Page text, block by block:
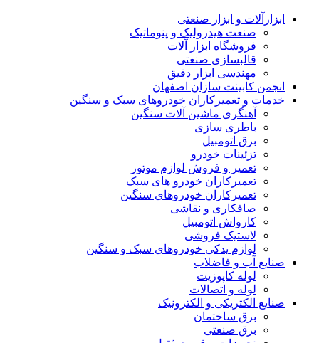
ابزارآلات و ابزار صنعتی
صنعت هیدرولیک و پنوماتیک
فروشگاه ابزار آلات
قالبسازی صنعتی
مهندسی ابزار دقیق
انجمن کابینت سازان اصفهان
خدمات و تعمیرکاران خودروهای سبک و سنگین
آهنگری ماشین آلات سنگین
باطری سازی
برق اتومبیل
تزئینات خودرو
تعمیر و فروش لوازم موتور
تعمیرکاران خودرو های سبک
تعمیرکاران خودروهای سنگین
صافکاری و نقاشی
کارواش اتومبیل
لاستیک فروشی
لوازم یدکی خودروهای سبک و سنگین
صنایع آب و فاضلاب
لوله کاپوزیت
لوله و اتصالات
صنایع الکتریکی و الکترونیک
برق ساختمان
برق صنعتی